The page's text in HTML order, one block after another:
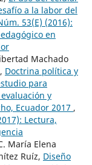
a la labor del
53(E) (2016):
en
Machado
Doctrina política y
para
y
Ecuador 2017 ,
Lectura,
María Elena
Ruíz, Diseño